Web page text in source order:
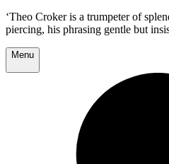
‘Theo Croker is a trumpeter of
piercing, his phrasing gentle but
Menu